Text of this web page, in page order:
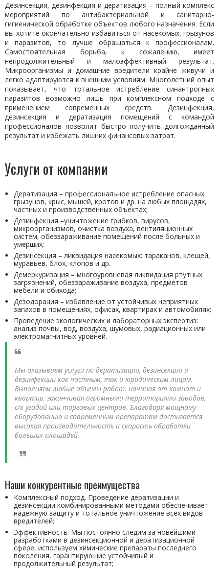
Дезинсекция, дезинфекция и дератизация – полный комплекс
мероприятий по антибактериальной и санитарно-
гигиенической обработке объектов любого назначения. Если
вы хотите окончательно избавиться от насекомых, грызунов
и паразитов, то лучше обращаться к профессионалам.
Самостоятельная борьба, к сожалению, имеет
непродолжительный и малоэффективный результат.
Микроорганизмы и домашние вредители крайне живучи и
легко адаптируются к внешним условиям. Многолетний опыт
показывает, что тотальное истребление синантропных
паразитов возможно лишь при комплексном подходе с
применением современных средств. Дезинфекция,
дезинсекция и дератизация помещений с командой
профессионалов позволит быстро получить долгожданный
результат и избежать лишних финансовых затрат.
Услуги от компании
Дератизация – профессиональное истребление опасных
грызунов, крыс, мышей, кротов и др. на любых площадях,
частных и производственных объектах;
Дезинфекция –уничтожение грибков, вирусов,
микроорганизмов, очистка воздуха, вентиляционных
систем, обеззараживание помещений после больных и
умерших;
Дезинсекция – ликвидация насекомых: тараканов, клещей,
муравьев, блох, клопов и др.
Демеркуризация – многоуровневая ликвидация ртутных
загрязнений, обеззараживание воздуха, предметов
мебели и обихода;
Дезодорация – избавление от устойчивых неприятных
запахов в помещениях, офисах, квартирах и автомобилях;
Проведение экологических и лабораторных экспертиз:
анализ почвы, вод, воздуха, шумовых, радиационных или
электромагнитных уровней.
Мы оказываем услуги по дератизации, дезинсекции и
дезинфекции как частным, так и юридическим лицам.
Выполняем любые объемы работ: начиная от комнат и
квартир, заканчивая огромными территориями заводов,
с/х угодий или торговых центров. Благодаря мощному
оборудованию и современным препаратам достигается
высокая производительность и скорость обработки
больших площадей.
Наши конкурентные преимущества
Комплексный подход. Проведение дератизации и
дезинсекции комбинированными методами обеспечивает
надежную защиту и тотальное уничтожение всех видов
вредителей;
Эффективность. Мы постоянно следим за новейшими
разработками в дезинсекционной и дератизационной
сфере, используем химические препараты последнего
поколения, гарантирующие устойчивый и
продолжительный результат;